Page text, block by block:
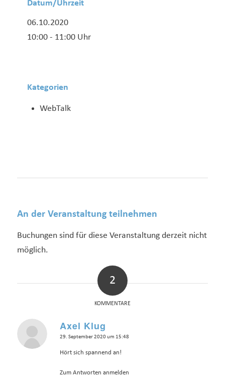
Datum/Uhrzeit
06.10.2020
10:00 - 11:00 Uhr
Kategorien
WebTalk
An der Veranstaltung teilnehmen
Buchungen sind für diese Veranstaltung derzeit nicht
möglich.
2
KOMMENTARE
Axel Klug
sagte:
29. September 2020 um 15:48
Hört sich spannend an!
Zum Antworten anmelden